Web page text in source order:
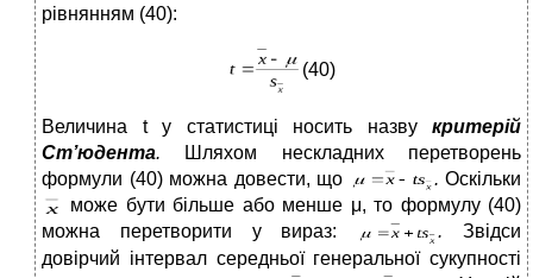
рівнянням (40):
(40)
Величина t у статистиці носить назву критерій
Ст’юдента.
Шляхом нескладних перетворень
формули (40) можна довести, що
. Оскільки
може бути більше або менше μ, то формулу (40)
можна перетворити у вираз:
.Звідси
довірчий інтервал середньої генеральної сукупності